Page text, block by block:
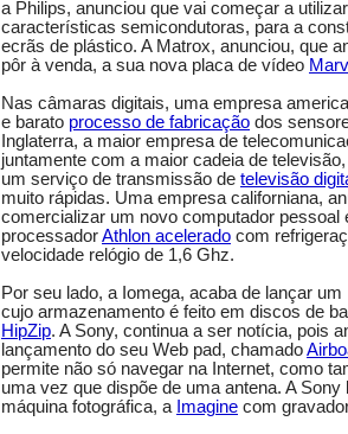
a Philips, anunciou que vai começar a
características semicondutoras, para a
ecrãs de plástico. A Matrox, anunciou, que
pôr à venda, a sua nova placa de vídeo
Nas câmaras digitais, uma empresa
e barato processo de fabricação dos
Inglaterra, a maior empresa de
juntamente com a maior cadeia de
um serviço de transmissão de televisão
muito rápidas. Uma empresa californiana,
comercializar um novo computador pessoal
processadorAthlon acelerado com
velocidade relógio de 1,6 Ghz.
Por seu lado, a Iomega, acaba de lançar
cujo armazenamento é feito em discos de
HipZip. A Sony, continua a ser notícia, pois
lançamento do seu Web pad, chamado
permite não só navegar na Internet, como
uma vez que dispõe de uma antena. A
máquina fotográfica, a Imagine com